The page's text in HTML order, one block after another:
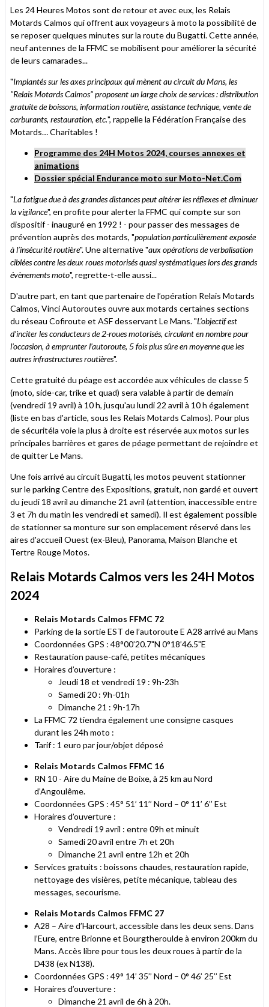
à
un
ami
Les 24 Heures Motos sont de retour et avec eux, les Relais
Motards Calmos qui offrent aux voyageurs à moto la possibilité de
se reposer quelques minutes sur la route du Bugatti. Cette année,
neuf antennes de la FFMC se mobilisent pour améliorer la sécurité
de leurs camarades...
"Implantés sur les axes principaux qui mènent au circuit du Mans, les
"Relais Motards Calmos" proposent un large choix de services : distribution
gratuite de boissons, information routière, assistance technique, vente de
carburants, restauration, etc.", rappelle la Fédération Française des
Motards… Charitables !
Programme des 24H Motos 2024, courses annexes et
animations
Dossier spécial Endurance moto sur Moto-Net.Com
"La fatigue due à des grandes distances peut altérer les réflexes et diminuer
la vigilance", en profite pour alerter la FFMC qui compte sur son
dispositif - inauguré en 1992 ! - pour passer des messages de
prévention auprès des motards, "population particulièrement exposée
à l’insécurité routière". Une alternative "aux opérations de verbalisation
ciblées contre les deux roues motorisés quasi systématiques lors des grands
évènements moto", regrette-t-elle aussi...
D'autre part, en tant que partenaire de l’opération Relais Motards
Calmos, Vinci Autoroutes ouvre aux motards certaines sections
du réseau Cofiroute et ASF desservant Le Mans. "L’objectif est
d’inciter les conducteurs de 2-roues motorisés, circulant en nombre pour
l’occasion, à emprunter l’autoroute, 5 fois plus sûre en moyenne que les
autres infrastructures routières".
Cette gratuité du péage est accordée aux véhicules de classe 5
(moto, side-car, trike et quad) sera valable à partir de demain
(vendredi 19 avril) à 10 h, jusqu'au lundi 22 avril à 10 h également
(liste en bas d'article, sous les Relais Motards Calmos). Pour plus
de sécuritéla voie la plus à droite est réservée aux motos sur les
principales barrières et gares de péage permettant de rejoindre et
de quitter Le Mans.
Une fois arrivé au circuit Bugatti, les motos peuvent stationner
sur le parking Centre des Expositions, gratuit, non gardé et ouvert
du jeudi 18 avril au dimanche 21 avril (attention, inaccessible entre
3 et 7h du matin les vendredi et samedi). Il est également possible
de stationner sa monture sur son emplacement réservé dans les
aires d'accueil Ouest (ex-Bleu), Panorama, Maison Blanche et
Tertre Rouge Motos.
Relais Motards Calmos vers les 24H Motos
2024
Relais Motards Calmos FFMC 72
Parking de la sortie EST de l’autoroute E A28 arrivé au Mans
Coordonnées GPS : 48°00’20.7"N 0°18’46.5"E
Restauration pause-café, petites mécaniques
Horaires d’ouverture :
Jeudi 18 et vendredi 19 : 9h-23h
Samedi 20 : 9h-01h
Dimanche 21 : 9h-17h
La FFMC 72 tiendra également une consigne casques
durant les 24h moto :
Tarif : 1 euro par jour/objet déposé
Relais Motards Calmos FFMC 16
RN 10 - Aire du Maine de Boixe, à 25 km au Nord
d’Angoulême.
Coordonnées GPS : 45° 51’ 11’’ Nord – 0° 11’ 6’’ Est
Horaires d’ouverture :
Vendredi 19 avril : entre 09h et minuit
Samedi 20 avril entre 7h et 20h
Dimanche 21 avril entre 12h et 20h
Services gratuits : boissons chaudes, restauration rapide,
nettoyage des visières, petite mécanique, tableau des
messages, secourisme.
Relais Motards Calmos FFMC 27
A28 – Aire d’Harcourt, accessible dans les deux sens. Dans
l’Eure, entre Brionne et Bourgtheroulde à environ 200km du
Mans. Accès libre pour tous les deux roues à partir de la
D438 (ex N138).
Coordonnées GPS : 49° 14’ 35’’ Nord – 0° 46’ 25’’ Est
Horaires d’ouverture :
Dimanche 21 avril de 6h à 20h.